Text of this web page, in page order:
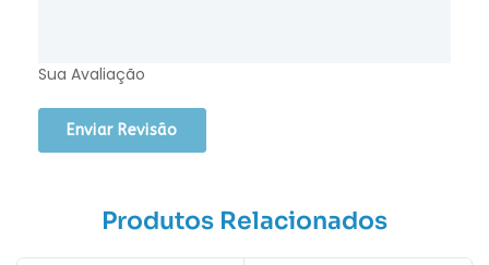
Sua Avaliação
Produtos Relacionados